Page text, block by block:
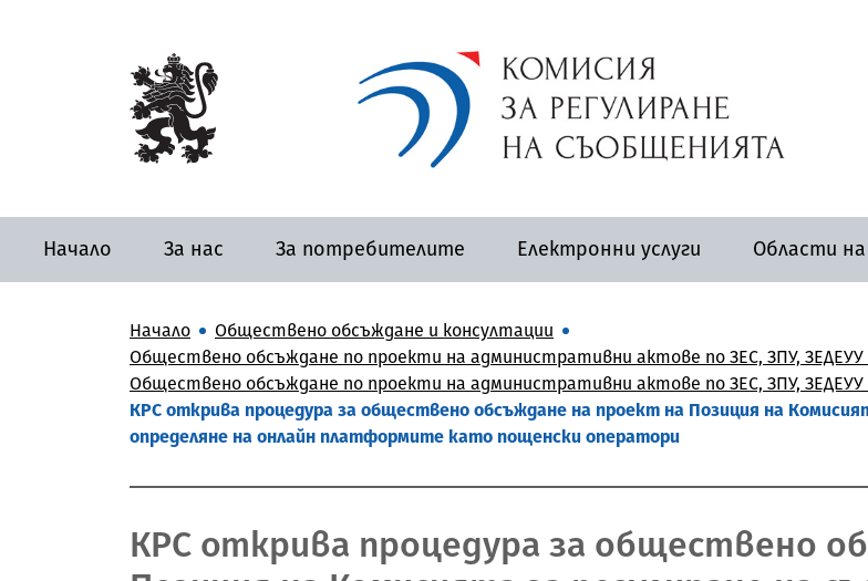
Начало За нас За потребителите Електронни услуги Области на
Начало
Обществено обсъждане и консултации
Обществено обсъждане по проекти на административни актове по ЗЕС, ЗПУ,
Обществено обсъждане по проекти на административни актове по ЗЕС, ЗПУ, ЗЕДЕУУ
КРС открива процедура за обществено обсъждане на проект на Позиция на
определяне на онлайн платформите като пощенски оператори
КРС открива процедура за обществено